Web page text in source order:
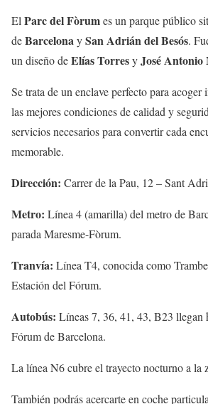
El Parc del Fòrumes un parque público
deBarcelonaySan Adrián del Besós.
un diseño deElías TorresyJosé
Se trata de un enclave perfecto para
las mejores condiciones de calidad y
servicios necesarios para convertir cada
memorable.
Dirección: Carrer de la Pau, 12 – Sant
Metro: Línea 4 (amarilla) del metro de
parada Maresme-Fòrum.
Tranvía: Línea T4, conocida como
Estación del Fórum.
Autobús: Líneas 7, 36, 41, 43, B23 llegan
Fórum de Barcelona.
La línea N6 cubre el trayecto nocturno a la
También podrás acercarte en coche